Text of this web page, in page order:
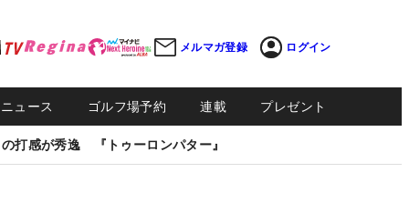
メルマガ登録 ログイン
ュース ゴルフ場予約 連載 プレゼント
打感が秀逸 『トゥーロンパター』